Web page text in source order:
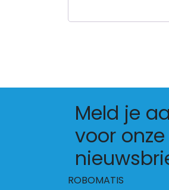
Meld je
voor onze
ROBOMATIS